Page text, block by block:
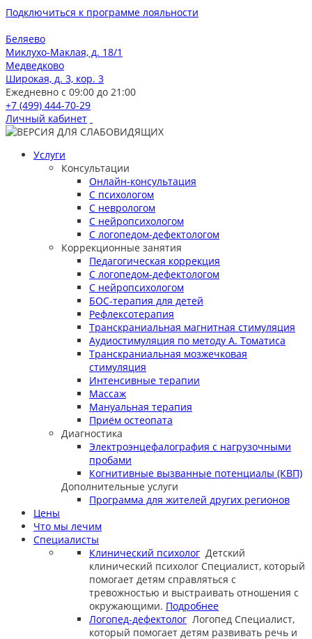
Подключиться к программе лояльности
Беляево
Миклухо-Маклая, д. 18/1
Медведково
Широкая, д. 3, кор. 3
Ежедневно с 09:00 до 21:00
+7 (499) 444-70-29
Личный кабинет
Услуги
Консультации
Онлайн-консультация
С психологом
С неврологом
С нейропсихологом
С логопедом-дефектологом
Коррекционные занятия
Педагогическая коррекция
С логопедом-дефектологом
С нейропсихологом
БОС-терапия для детей
Рефлексотерапия
Транскраниальная магнитная стимуляция
Аудиостимуляция по методу А. Томатиса
Транскраниальная мозжечковая
стимуляция
Интенсивные терапии
Массаж
Мануальная терапия
Приём остеопата
Диагностика
Электроэнцефалография с нагрузочными
пробами
Когнитивные вызванные потенциалы (КВП)
Дополнительные услуги
Программа для жителей других регионов
Цены
Что мы лечим
Специалисты
Клинический психолог Детский
клинический психолог Специалист, который
помогает детям справляться с
тревожностью и выстраивать отношения с
окружающими. Подробнее
Логопед-дефектолог Логопед Специалист,
который помогает детям развивать речь и